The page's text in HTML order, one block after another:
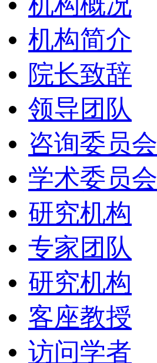
机构简介
院长致辞
领导团队
咨询委员会
学术委员会
研究机构
专家团队
研究机构
客座教授
访问学者